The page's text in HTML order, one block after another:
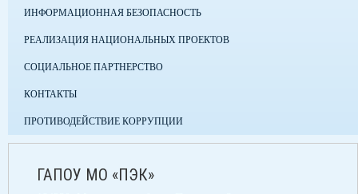
ИНФОРМАЦИОННАЯ БЕЗОПАСНОСТЬ
РЕАЛИЗАЦИЯ НАЦИОНАЛЬНЫХ ПРОЕКТОВ
СОЦИАЛЬНОЕ ПАРТНЕРСТВО
КОНТАКТЫ
ПРОТИВОДЕЙСТВИЕ КОРРУПЦИИ
ГАПОУ МО «ПЭК»